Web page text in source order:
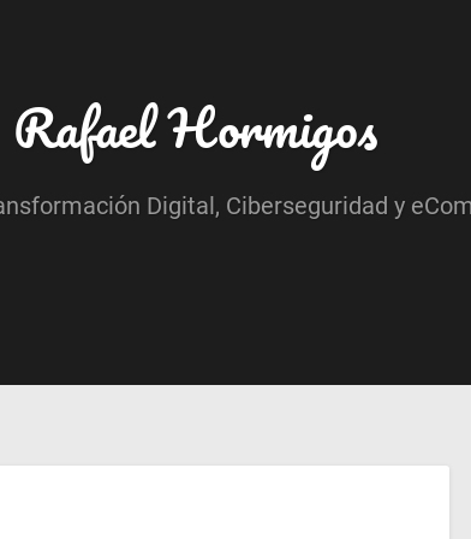
Rafael Hormigos
Digital, Ciberseguridad y